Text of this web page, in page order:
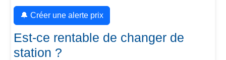
🔔 Créer une alerte prix
Est-ce rentable de changer de
station ?